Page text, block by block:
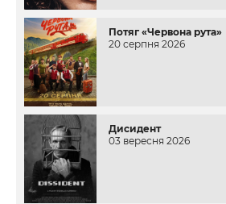
Потяг «Червона рута»
20 серпня 2026
Дисидент
03 вересня 2026